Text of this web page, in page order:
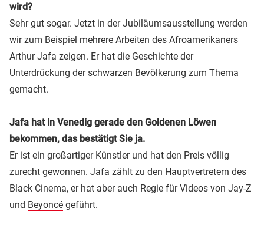
wird?
Sehr gut sogar. Jetzt in der Jubiläumsausstellung werden
wir zum Beispiel mehrere Arbeiten des Afroamerikaners
Arthur Jafa zeigen. Er hat die Geschichte der
Unterdrückung der schwarzen Bevölkerung zum Thema
gemacht.
Jafa hat in Venedig gerade den Goldenen Löwen
bekommen, das bestätigt Sie ja.
Er ist ein großartiger Künstler und hat den Preis völlig
zurecht gewonnen. Jafa zählt zu den Hauptvertretern des
Black Cinema, er hat aber auch Regie für Videos von Jay-Z
und Beyoncé geführt.